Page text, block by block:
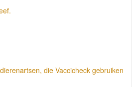
die Vaccicheck gebruiken